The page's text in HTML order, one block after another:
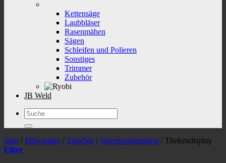
Kettensäge
Laubbläser
Rasenmähen
Sägen
Schleifen und Polieren
Sonstiges
Trimmer
Zubehör
JB Weld
Suchen
nach:
Start / Milwaukee / Zubehör / Warenpräsentation / Thekendisplay
Filter